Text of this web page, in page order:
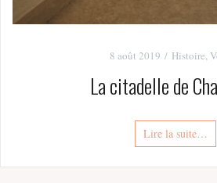
8 août 2019 Histoire,
La citadelle de
Lire la suite…